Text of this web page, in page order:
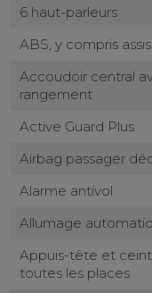
6 haut-parleurs
ABS, y compris
Accoudoir central
rangement
Active Guard Plus
Airbag passager
Alarme antivol
Allumage
Appuis-tête et
toutes les places